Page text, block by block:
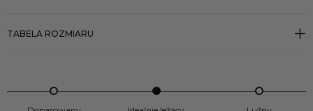
TABELA ROZMIARU